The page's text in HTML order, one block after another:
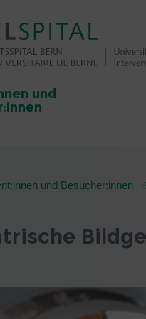
und
und Besucher:innen